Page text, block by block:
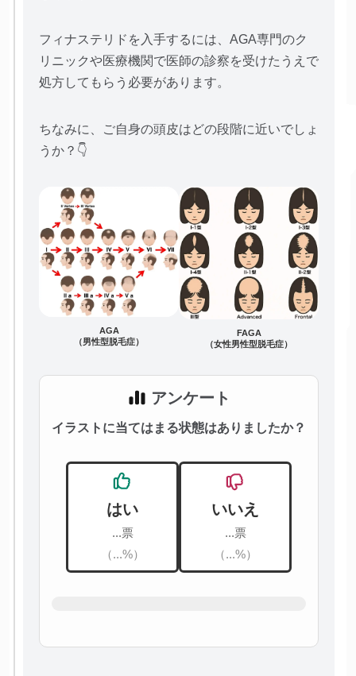
フィナステリドを入手するには、AGA専門のク
リニックや医療機関で医師の診察を受けたうえで
処方してもらう必要があります。
ちなみに、ご自身の頭皮はどの段階に近いでしょ
うか？👇
AGA
（男性型脱毛症）
FAGA
（女性男性型脱毛症）
アンケート
イラストに当てはまる状態はありましたか？
はい
...票
（...%）
いいえ
...票
（...%）